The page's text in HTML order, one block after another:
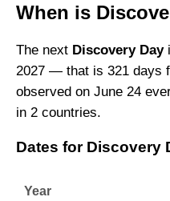
When is
The next Discovery Day
2027 — that is 321 days
observed on June 24
in 2 countries.
Dates for Discovery
Year